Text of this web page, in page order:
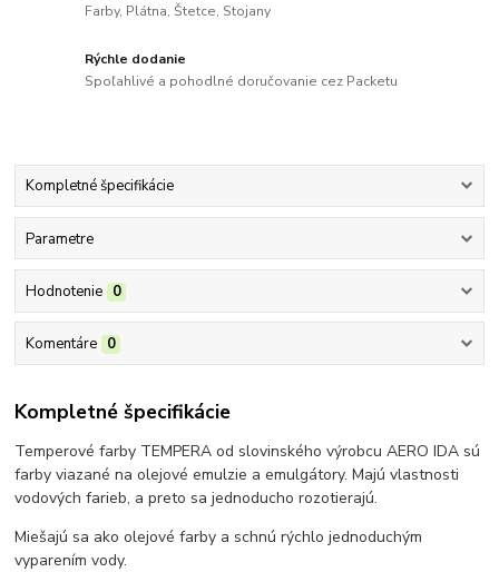
Farby, Plátna, Štetce, Stojany
Rýchle dodanie
Spoľahlivé a pohodlné doručovanie cez Packetu
Kompletné špecifikácie
Parametre
Hodnotenie 0
Komentáre 0
Kompletné špecifikácie
Temperové farby TEMPERA od slovinského výrobcu AERO IDA sú
farby viazané na olejové emulzie a emulgátory. Majú vlastnosti
vodových farieb, a preto sa jednoducho rozotierajú.
Miešajú sa ako olejové farby a schnú rýchlo jednoduchým
vyparením vody.